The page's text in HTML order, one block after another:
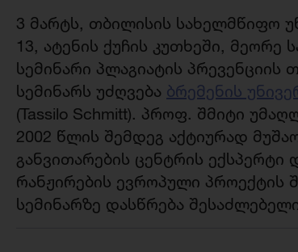
3 მარტს, თბილისის სახელმწიფო
13, ატენის ქუჩის კუთხეში,
სემინარი პლაგიატის პრევენციის
სემინარს უძღვება ბრემენის
(Tassilo Schmitt). პროფ. შმიტი
2002 წლის შემდეგ აქტიურად
განვითარების ცენტრის
რანჟირების ევროპული პროექტის
სემინარზე დასწრება